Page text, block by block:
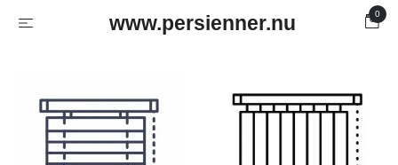
www.persienner.nu 0